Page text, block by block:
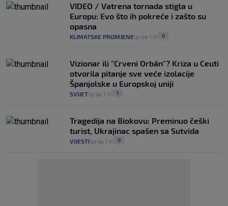
VIDEO / Vatrena tornada stigla u
Europu: Evo što ih pokreće i zašto su
opasna
KLIMATSKE PROMJENE prije 1 h 0
Vizionar ili "Crveni Orbán"? Kriza u Ceuti
otvorila pitanje sve veće izolacije
Španjolske u Europskoj uniji
SVIJET prije 1 h 1
Tragedija na Biokovu: Preminuo češki
turist, Ukrajinac spašen sa Sutvida
VIJESTI prije 1 h 0